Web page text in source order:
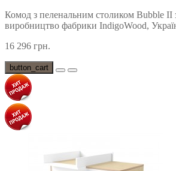
Комод з пеленальним столиком Bubble II
виробництво фабрики IndigoWood,
16 296 грн.
button_cart